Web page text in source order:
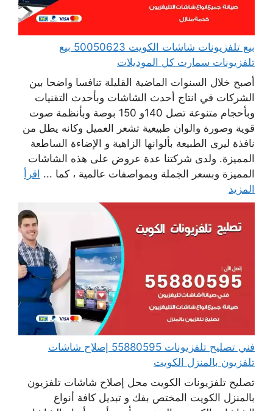
بيع تلفزيونات شاشات الكويت 50050623 بيع
تلفزيونات سمارت كل الموديلات
أصبح خلال السنوات الماضية القليلة تنافسا واضحا بين
الشركات في انتاج أحدث الشاشات وبأحدث التقنيات
وبأحجام متنوعة تصل 140و 150 بوصة وبأنظمة صوت
قوية وصورة والوان طبيعية تشعر العميل وكانه يطل من
نافذة ليرى الطبيعة بألوانها الزاهية و الإضاءة الساطعة
المميزة. ولدى شركتنا عدة عروض على هذه الشاشات
المميزة وبسعر الجملة وبمواصفات عالمية ، كما ... اقرأ
المزيد
فني تصليح تلفزيونات 55880595 إصلاح شاشات
تلفزيون بالمنزل الكويت
تصليح تلفزيونات الكويت محل إصلاح شاشات تلفزيون
بالمنزل الكويت المختص بفك و تبديل كافة أنواع